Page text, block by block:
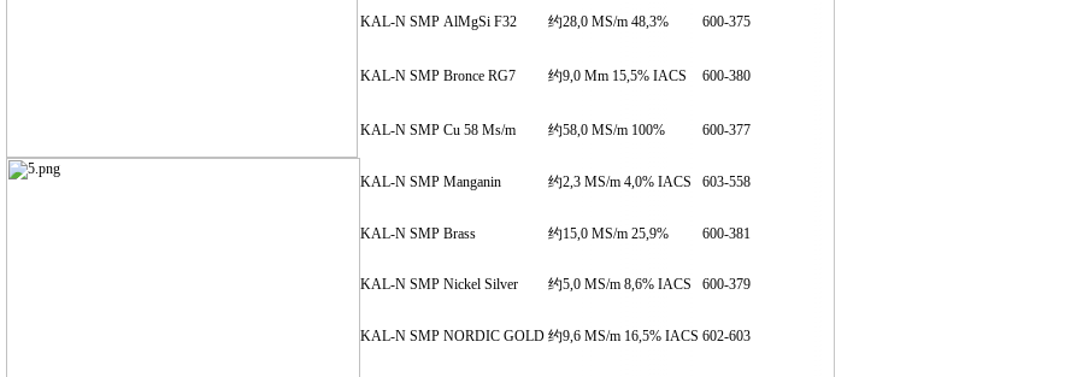
KAL-N SMP AlMgSi F32 约28,0 MS/m 48,3% 600-375
KAL-N SMP Bronce RG7 约9,0 Mm 15,5% IACS 600-380
KAL-N SMP Cu 58 Ms/m 约58,0 MS/m 100% 600-377
KAL-N SMP Manganin 约2,3 MS/m 4,0% IACS 603-558
KAL-N SMP Brass 约15,0 MS/m 25,9% 600-381
KAL-N SMP Nickel Silver 约5,0 MS/m 8,6% IACS 600-379
KAL-N SMP NORDIC GOLD 约9,6 MS/m 16,5% IACS 602-603